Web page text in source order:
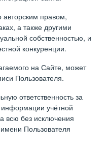
правом,
а также другими
собственностью, и
конкуренции.
на Сайте, может
Пользователя.
ответственность за
учётной
всю без исключения
Пользователя